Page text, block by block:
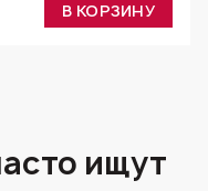
В КОРЗИНУ
ищут